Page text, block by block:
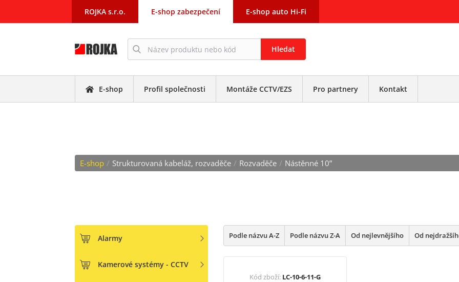
ROJKA s.r.o. E-shop zabezpečení E-shop auto Hi-Fi
Hledat
E-shop Profil společnosti Montáže CCTV/EZS Pro partnery Kontakt
E-shop / Strukturovaná kabeláž, rozvaděče / Rozvaděče / Nástěnné 10”
Alarmy
Kamerové systémy - CCTV
Podle názvu A-Z Podle názvu Z-A Od nejlevnějšího Od
Kód zboží: LC-10-6-11-G